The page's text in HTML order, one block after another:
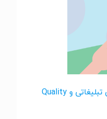
راهنمای بهبود رتبه آگهی تبلیغاتی و Quality